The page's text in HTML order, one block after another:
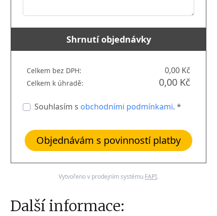
Shrnutí objednávky
Celkem bez DPH: 0,00 Kč
Celkem k úhradě: 0,00 Kč
Souhlasím s obchodními podmínkami. *
Objednávám s povinností platby
Vytvořeno v prodejním systému FAPI.
Další informace: